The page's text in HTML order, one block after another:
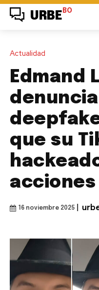
URBE BO
Actualidad
Edmand
que su
16 noviembre 2025